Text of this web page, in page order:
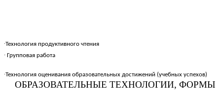
∙Технология продуктивного чтения
∙ Групповая работа
∙Технология оценивания образовательных достижений (учебных успехов)
ОБРАЗОВАТЕЛЬНЫЕ ТЕХНОЛОГИИ, ФОРМЫ